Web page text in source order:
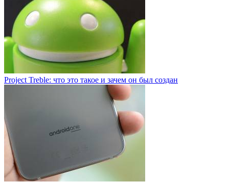
Project Treble: что это такое и зачем он был создан